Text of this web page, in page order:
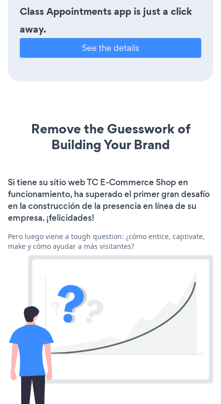
Class Appointments app is just a click
away.
See the details
Remove the Guesswork of
Building Your Brand
Si tiene su sitio web TC E-Commerce Shop en
funcionamiento, ha superado el primer gran desafío
en la construcción de la presencia en línea de su
empresa. ¡felicidades!
Pero luego viene a tough question: ¿cómo entice, captivate,
make y cómo ayudar a más visitantes?